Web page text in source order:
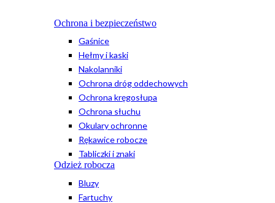
Ochrona i bezpieczeństwo
Gaśnice
Hełmy i kaski
Nakolanniki
Ochrona dróg oddechowych
Ochrona kręgosłupa
Ochrona słuchu
Okulary ochronne
Rękawice robocze
Tabliczki i znaki
Odzież robocza
Bluzy
Fartuchy